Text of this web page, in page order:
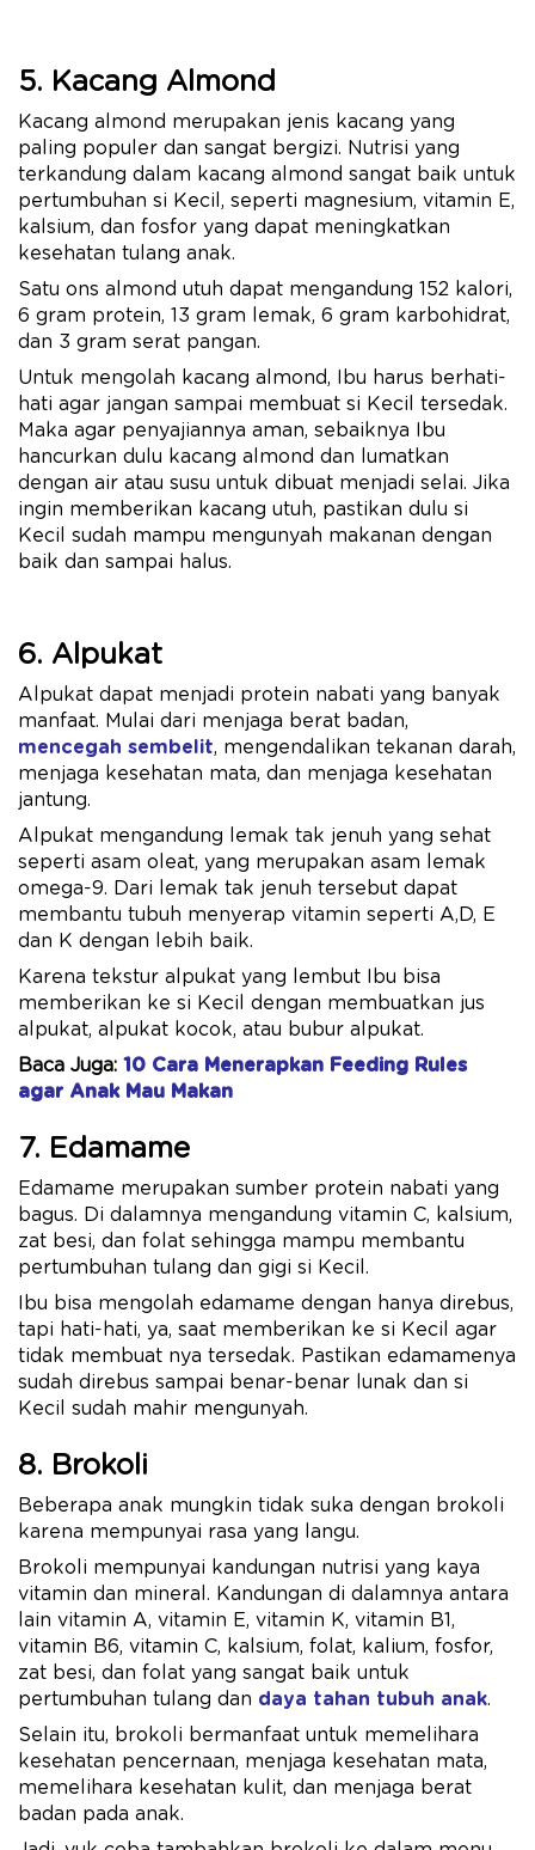
5. Kacang Almond
Kacang almond merupakan jenis kacang yang
paling populer dan sangat bergizi. Nutrisi yang
terkandung dalam kacang almond sangat baik untuk
pertumbuhan si Kecil, seperti magnesium, vitamin E,
kalsium, dan fosfor yang dapat meningkatkan
kesehatan tulang anak.
Satu ons almond utuh dapat mengandung 152 kalori,
6 gram protein, 13 gram lemak, 6 gram karbohidrat,
dan 3 gram serat pangan.
Untuk mengolah kacang almond, Ibu harus berhati-
hati agar jangan sampai membuat si Kecil tersedak.
Maka agar penyajiannya aman, sebaiknya Ibu
hancurkan dulu kacang almond dan lumatkan
dengan air atau susu untuk dibuat menjadi selai. Jika
ingin memberikan kacang utuh, pastikan dulu si
Kecil sudah mampu mengunyah makanan dengan
baik dan sampai halus.
6. Alpukat
Alpukat dapat menjadi protein nabati yang banyak
manfaat. Mulai dari menjaga berat badan,
mencegah sembelit, mengendalikan tekanan darah,
menjaga kesehatan mata, dan menjaga kesehatan
jantung.
Alpukat mengandung lemak tak jenuh yang sehat
seperti asam oleat, yang merupakan asam lemak
omega-9. Dari lemak tak jenuh tersebut dapat
membantu tubuh menyerap vitamin seperti A,D, E
dan K dengan lebih baik.
Karena tekstur alpukat yang lembut Ibu bisa
memberikan ke si Kecil dengan membuatkan jus
alpukat, alpukat kocok, atau bubur alpukat.
Baca Juga: 10 Cara Menerapkan Feeding Rules
agar Anak Mau Makan
7. Edamame
Edamame merupakan sumber protein nabati yang
bagus. Di dalamnya mengandung vitamin C, kalsium,
zat besi, dan folat sehingga mampu membantu
pertumbuhan tulang dan gigi si Kecil.
Ibu bisa mengolah edamame dengan hanya direbus,
tapi hati-hati, ya, saat memberikan ke si Kecil agar
tidak membuat nya tersedak. Pastikan edamamenya
sudah direbus sampai benar-benar lunak dan si
Kecil sudah mahir mengunyah.
8. Brokoli
Beberapa anak mungkin tidak suka dengan brokoli
karena mempunyai rasa yang langu.
Brokoli mempunyai kandungan nutrisi yang kaya
vitamin dan mineral. Kandungan di dalamnya antara
lain vitamin A, vitamin E, vitamin K, vitamin B1,
vitamin B6, vitamin C, kalsium, folat, kalium, fosfor,
zat besi, dan folat yang sangat baik untuk
pertumbuhan tulang dan daya tahan tubuh anak.
Selain itu, brokoli bermanfaat untuk memelihara
kesehatan pencernaan, menjaga kesehatan mata,
memelihara kesehatan kulit, dan menjaga berat
badan pada anak.